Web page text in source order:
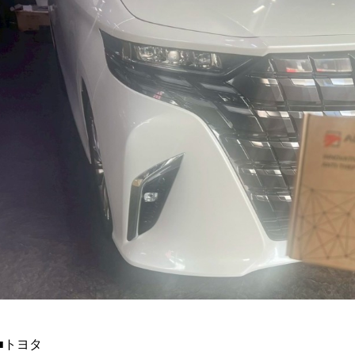
トヨタ
ャンセラー